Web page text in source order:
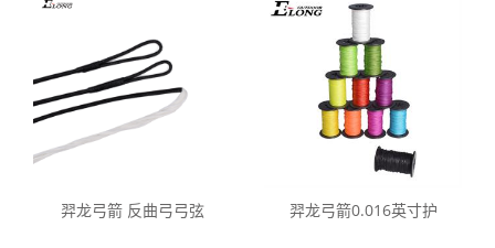
羿龙弓箭 反曲弓弓弦 羿龙弓箭0.016英寸护